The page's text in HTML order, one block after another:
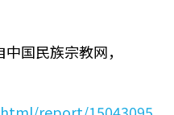
国民族宗教网，